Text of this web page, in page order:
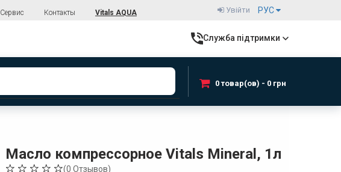
Сервис Контакты Vitals AQUA РУС
Увійти
Служба підтримки
0 товар(ов) - 0 грн
Масло компрессорное Vitals Mineral, 1л
(0 Отзывов)